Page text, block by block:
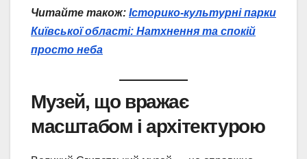
Читайте також: Історико-культурні парки
Київської області: Натхнення та спокій
просто неба
Музей, що вражає
масштабом і архітектурою